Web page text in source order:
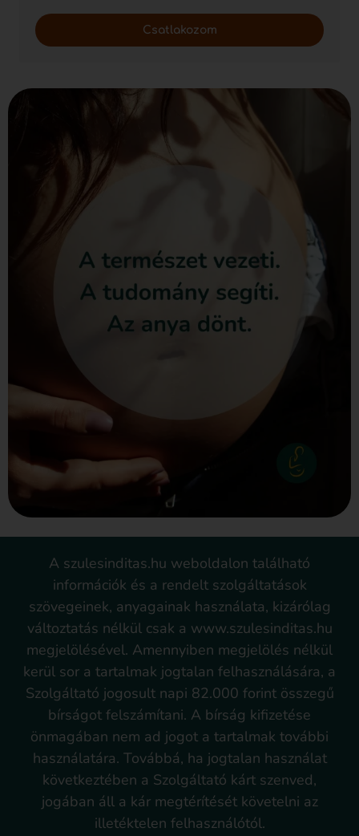
Csatlakozom
A szulesinditas.hu weboldalon található
információk és a rendelt szolgáltatások
szövegeinek, anyagainak használata, kizárólag
változtatás nélkül csak a www.szulesinditas.hu
megjelölésével. Amennyiben megjelölés nélkül
kerül sor a tartalmak jogtalan felhasználására, a
Szolgáltató jogosult napi 82.000 forint összegű
bírságot felszámítani. A bírság kifizetése
önmagában nem ad jogot a tartalmak további
használatára. Továbbá, ha jogtalan használat
következtében a Szolgáltató kárt szenved,
jogában áll a kár megtérítését követelni az
illetéktelen felhasználótól.